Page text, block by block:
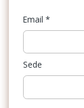
Email *
Sede